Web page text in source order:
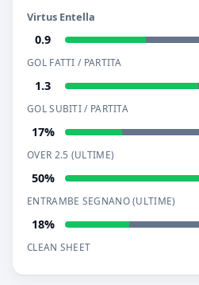
Virtus Entella
0.9
GOL FATTI / PARTITA
1.3
GOL SUBITI / PARTITA
17%
OVER 2.5 (ULTIME)
50%
ENTRAMBE SEGNANO (ULTIME)
18%
CLEAN SHEET